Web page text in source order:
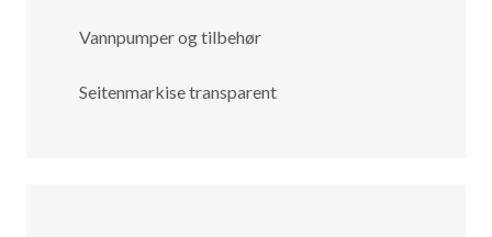
Vannpumper og tilbehør
Seitenmarkise transparent